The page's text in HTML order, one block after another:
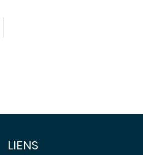
LIENS